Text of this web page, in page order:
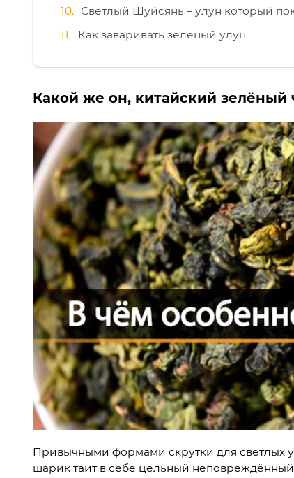
Светлый Шуйсянь – улун который
Как заваривать зеленый улун
Какой же он, китайский зелёный
Привычными формами скрутки для светлых
шарик таит в себе цельный неповреждённый